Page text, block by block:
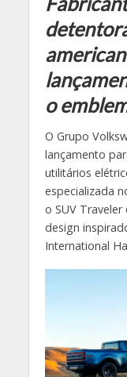
o
O Grupo
lançamento
utilitários
especializada
o SUV
design
International